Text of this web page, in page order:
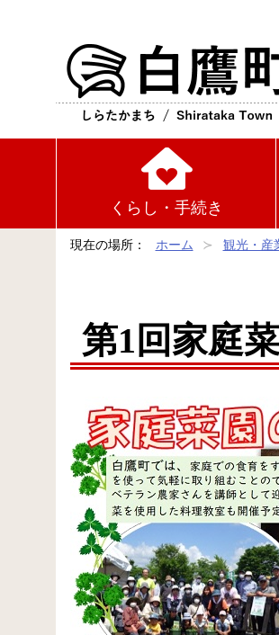
くらし・手続き
現在の場所： ホーム 観光・産
第1回家庭